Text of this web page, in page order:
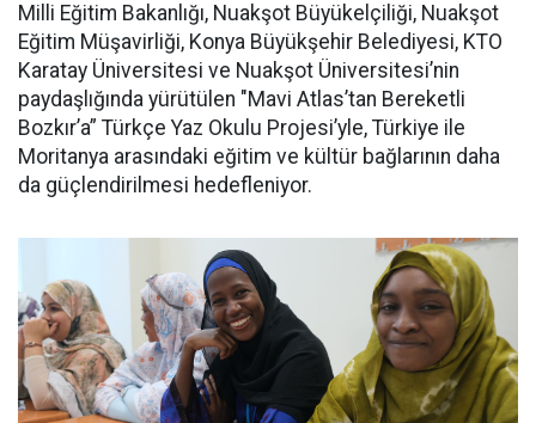
Milli Eğitim Bakanlığı, Nuakşot Büyükelçiliği, Nuakşot
Eğitim Müşavirliği, Konya Büyükşehir Belediyesi, KTO
Karatay Üniversitesi ve Nuakşot Üniversitesi’nin
paydaşlığında yürütülen "Mavi Atlas’tan Bereketli
Bozkır’a” Türkçe Yaz Okulu Projesi’yle, Türkiye ile
Moritanya arasındaki eğitim ve kültür bağlarının daha
da güçlendirilmesi hedefleniyor.